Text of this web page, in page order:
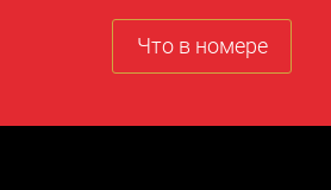
Что в номере